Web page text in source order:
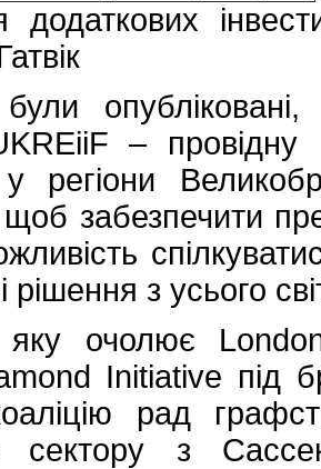
додаткових
–
у регіони
забезпечити
рішення з усього
яку очолює
Initiative під
рад
сектору з